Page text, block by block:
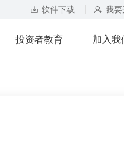
软件下载 我要
投资者教育 加入我